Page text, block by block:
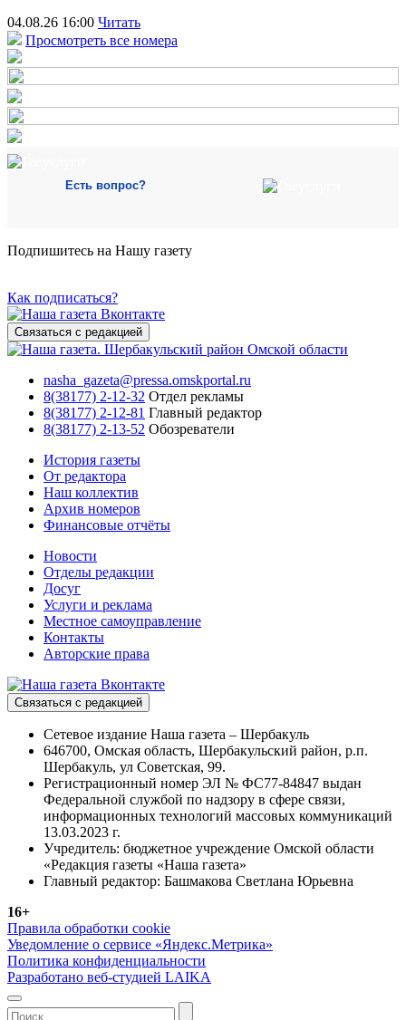
04.08.26 16:00 Читать
Просмотреть все номера
Есть вопрос?
Подпишитесь на Нашу газету
Как подписаться?
Связаться с редакцией
nasha_gazeta@pressa.omskportal.ru
8(38177) 2-12-32 Отдел рекламы
8(38177) 2-12-81 Главный редактор
8(38177) 2-13-52 Обозреватели
История газеты
От редактора
Наш коллектив
Архив номеров
Финансовые отчёты
Новости
Отделы редакции
Досуг
Услуги и реклама
Местное самоуправление
Контакты
Авторские права
Связаться с редакцией
Сетевое издание Наша газета – Шербакуль
646700, Омская область, Шербакульский район, р.п.
Шербакуль, ул Советская, 99.
Регистрационный номер ЭЛ № ФС77-84847 выдан
Федеральной службой по надзору в сфере связи,
информационных технологий массовых коммуникаций
13.03.2023 г.
Учредитель: бюджетное учреждение Омской области
«Редакция газеты «Наша газета»
Главный редактор: Башмакова Светлана Юрьевна
16+
Правила обработки cookie
Уведомление о сервисе «Яндекс.Метрика»
Политика конфиденциальности
Разработано веб-студией LAIKA